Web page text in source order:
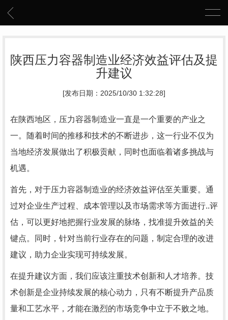
陕西压力容器制造业经济效益评估及提
升建议
[发布日期：2025/10/30 1:32:28]
在陕西地区，压力容器制造业一直是一个重要的产业之
一。随着时间的推移和技术的不断进步，这一行业不仅为
当地经济发展做出了积极贡献，同时也面临着诸多挑战与
机遇。
首先，对于压力容器制造业的经济效益评估至关重要。通
过对企业生产过程、成本管理以及市场需求等方面进行..评
估，可以更好地把握行业发展的脉络，找准提升效益的关
键点。同时，针对当前行业存在的问题，制定合理的改进
建议，助力企业实现可持续发展。
在提升建议方面，我们应该注重技术创新和人才培养。技
术创新是企业持续发展的核心动力，只有不断提升产品质
量和工艺水平，才能在激烈的市场竞争中立于不败之地。